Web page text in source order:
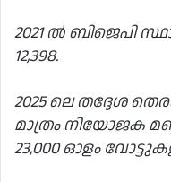
2021 ൽ ബിജെപി
12,398.
2025 ലെ തദ്ദേശ
മാത്രം നിയോജക
23,000 ഓളം